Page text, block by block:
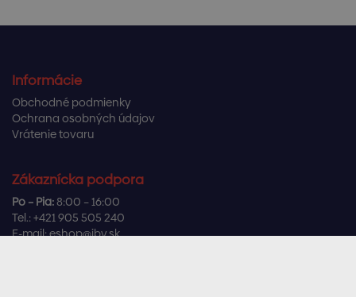
Informácie
Obchodné podmienky
Ochrana osobných údajov
Vrátenie tovaru
Zákaznícka podpora
Po – Pia:8:00 – 16:00
Tel.: +421 905 505 240
E-mail:eshop@ibv.sk